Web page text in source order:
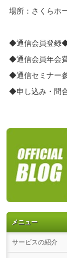
場所：さくらホ
◆通信会員登
◆通信会員年
◆通信セミナー
◆申し込み・問
メニュー
サービスの紹介